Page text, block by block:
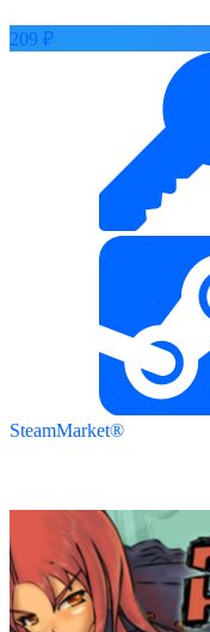
209 ₽
SteamMarket®